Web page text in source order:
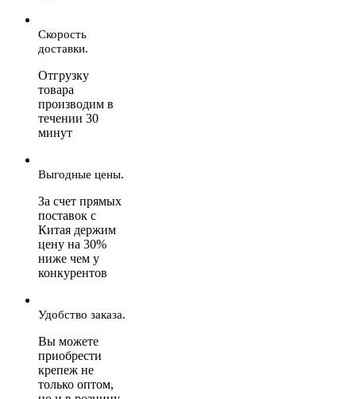
Скорость
доставки.
Отгрузку
товара
производим в
течении 30
минут
Выгодные цены.
За счет прямых
поставок с
Китая держим
цену на 30%
ниже чем у
конкурентов
Удобство заказа.
Вы можете
приобрести
крепеж не
только оптом,